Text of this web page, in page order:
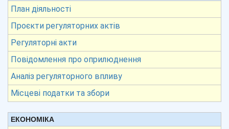
План діяльності
Проєкти регуляторних актів
Регуляторні акти
Повідомлення про оприлюднення
Аналіз регуляторного впливу
Місцеві податки та збори
ЕКОНОМІКА